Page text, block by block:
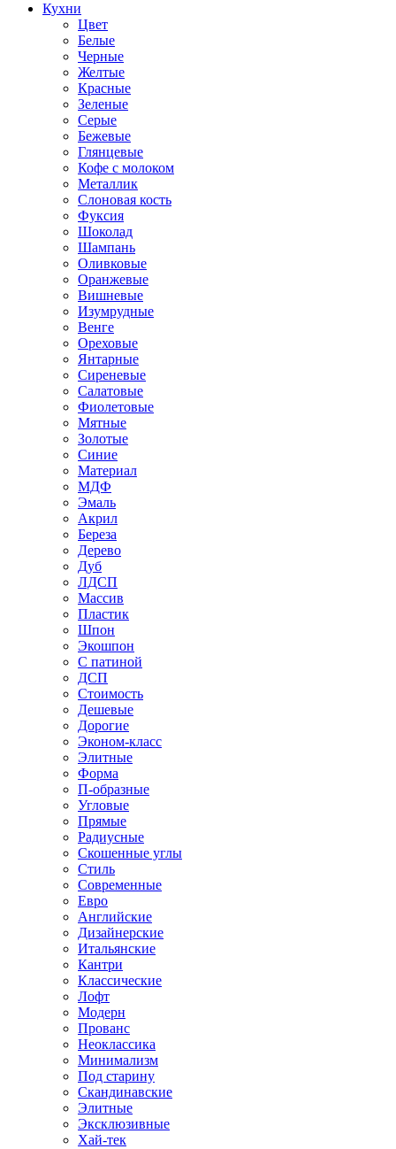
Кухни
Цвет
Белые
Черные
Желтые
Красные
Зеленые
Серые
Бежевые
Глянцевые
Кофе с молоком
Металлик
Слоновая кость
Фуксия
Шоколад
Шампань
Оливковые
Оранжевые
Вишневые
Изумрудные
Венге
Ореховые
Янтарные
Сиреневые
Салатовые
Фиолетовые
Мятные
Золотые
Синие
Материал
МДФ
Эмаль
Акрил
Береза
Дерево
Дуб
ЛДСП
Массив
Пластик
Шпон
Экошпон
С патиной
ДСП
Стоимость
Дешевые
Дорогие
Эконом-класс
Элитные
Форма
П-образные
Угловые
Прямые
Радиусные
Скошенные углы
Стиль
Современные
Евро
Английские
Дизайнерские
Итальянские
Кантри
Классические
Лофт
Модерн
Прованс
Неоклассика
Минимализм
Под старину
Скандинавские
Элитные
Эксклюзивные
Хай-тек